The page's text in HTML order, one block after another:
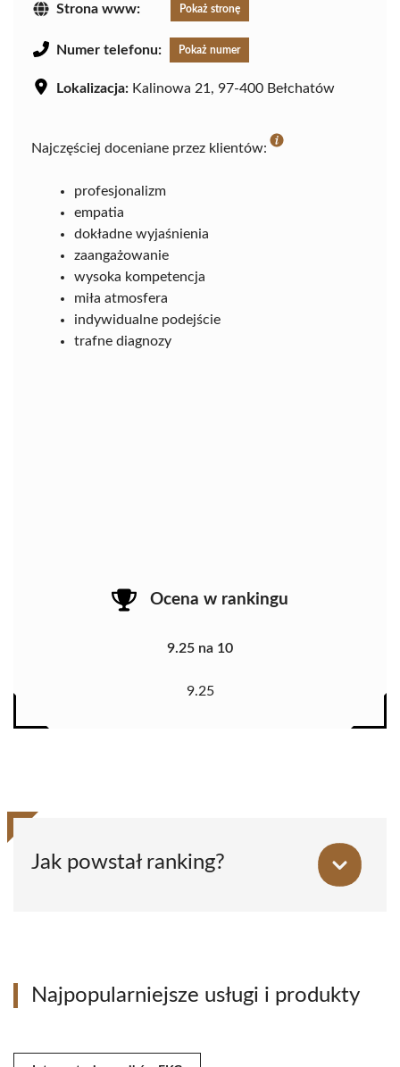
Strona www: Pokaż stronę
Numer telefonu: Pokaż numer
Lokalizacja: Kalinowa 21, 97-400 Bełchatów
Najczęściej doceniane przez klientów:
profesjonalizm
empatia
dokładne wyjaśnienia
zaangażowanie
wysoka kompetencja
miła atmosfera
indywidualne podejście
trafne diagnozy
Ocena w rankingu
9.25 na 10
9.25
Jak powstał ranking?
Najpopularniejsze usługi i produkty